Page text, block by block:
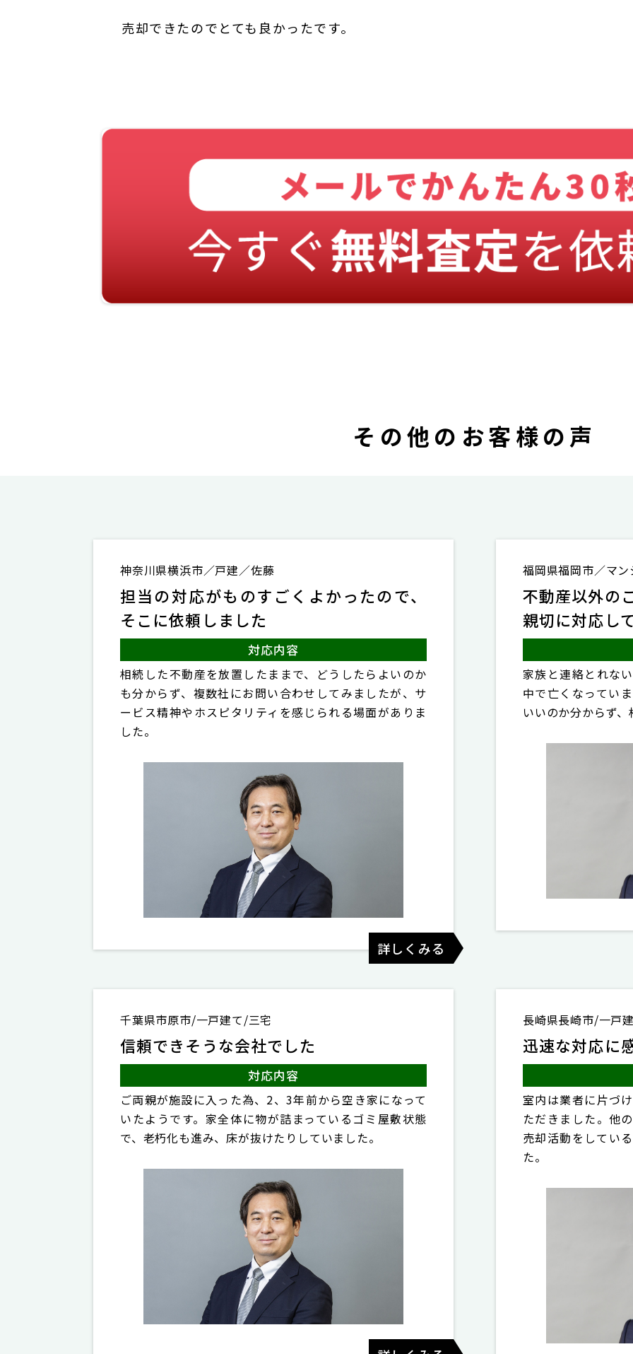
売却できたのでとても良かったです。
その他のお客様の声
神奈川県横浜市／戸建／佐藤
担当の対応がものすごくよかったので、
そこに依頼しました
対応内容
相続した不動産を放置したままで、どうしたらよいのか
も分からず、複数社にお問い合わせしてみましたが、サ
ービス精神やホスピタリティを感じられる場面がありま
した。
詳しくみる
福岡県福岡市／マ
不動産以外の
親切に対応し
家族と連絡とれな
中で亡くなってい
いいのか分からず
千葉県市原市/一戸建て/三宅
信頼できそうな会社でした
対応内容
ご両親が施設に入った為、2、3年前から空き家になって
いたようです。家全体に物が詰まっているゴミ屋敷状態
で、老朽化も進み、床が抜けたりしていました。
長崎県長崎市/一戸
迅速な対応に
室内は業者に片づ
ただきました。他
売却活動をしてい
た。